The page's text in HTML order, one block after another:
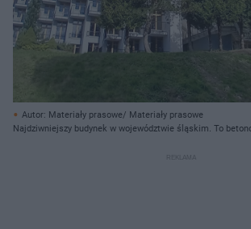
Autor: Materiały prasowe/ Materiały prasowe
Najdziwniejszy budynek w województwie śląskim. To